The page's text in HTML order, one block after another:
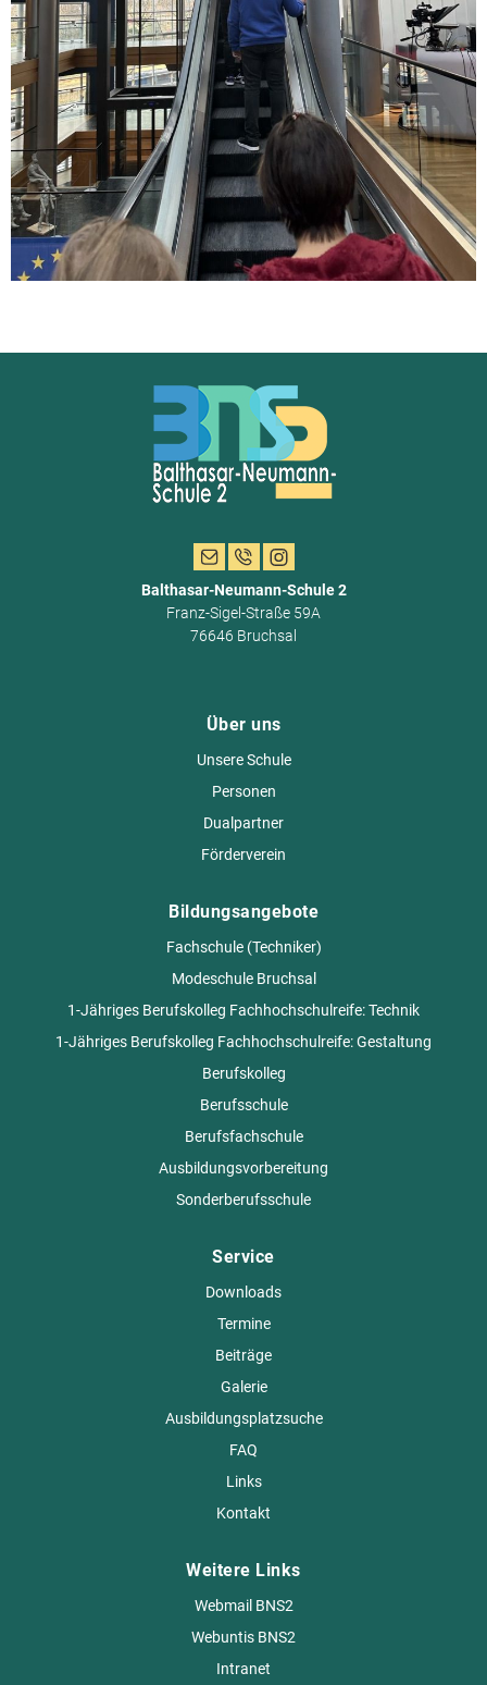
Balthasar-Neumann-Schule 2
Franz-Sigel-Straße 59A
76646 Bruchsal
Über uns
Unsere Schule
Personen
Dualpartner
Förderverein
Bildungsangebote
Fachschule (Techniker)
Modeschule Bruchsal
1-Jähriges Berufskolleg Fachhochschulreife: Technik
1-Jähriges Berufskolleg Fachhochschulreife: Gestaltung
Berufskolleg
Berufsschule
Berufsfachschule
Ausbildungsvorbereitung
Sonderberufsschule
Service
Downloads
Termine
Beiträge
Galerie
Ausbildungsplatzsuche
FAQ
Links
Kontakt
Weitere Links
Webmail BNS2
Webuntis BNS2
Intranet